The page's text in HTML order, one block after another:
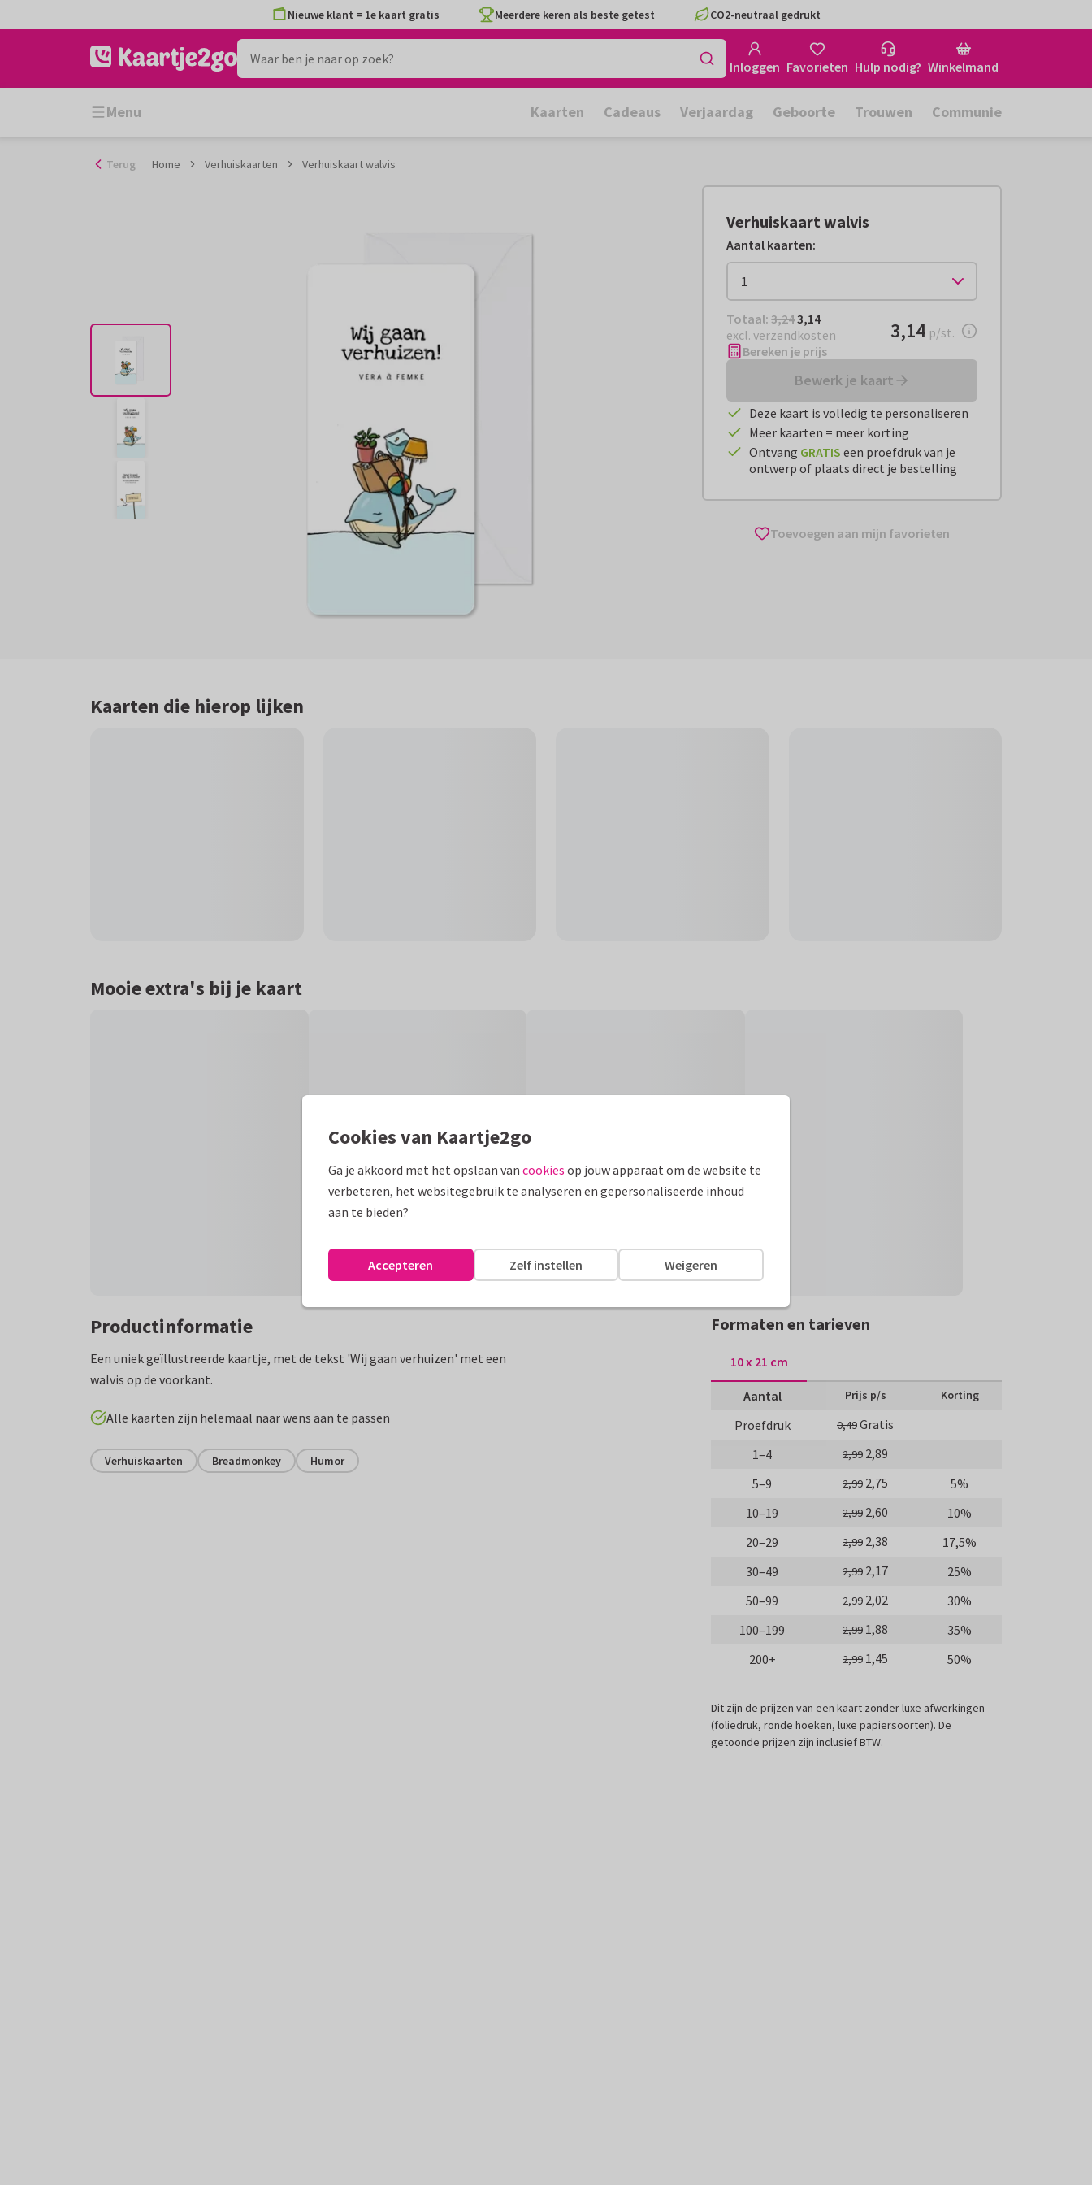
naar
Nieuwe klant = 1e kaart gratis Meerdere keren als beste getest CO2-neutraal gedrukt
Inloggen Favorieten Hulp nodig? Winkelmand
Menu Kaarten Cadeaus Verjaardag Geboorte Trouwen Communie
Terug Home Verhuiskaarten Verhuiskaart walvis
Verhuiskaart walvis
Aantal kaarten:
Totaal: € 3,14
Totaal: 3,243,14
excl. verzendkosten
€ 3,14per stuk
3,14 p/st.
Bereken je prijs
Bewerk je kaart
Deze kaart is volledig te personaliseren
Meer kaarten = meer korting
Ontvang GRATIS een proefdruk van je
ontwerp of plaats direct je bestelling
Toevoegen aan mijn favorieten
Kaarten die hierop lijken
Mooie extra's bij je kaart
Productinformatie
Een uniek geïllustreerde kaartje, met de tekst 'Wij gaan verhuizen' met een
walvis op de voorkant.
Alle kaarten zijn helemaal naar wens aan te passen
Verhuiskaarten Breadmonkey Humor
Formaten en tarieven
10 x 21 cm
Aantal Prijs p/s Korting
Proefdruk 0,49Gratis
1–4
2,99 2,89
5–9
2,99 2,75
5%
10–19
2,99 2,60
10%
20–29
2,99 2,38
17,5%
30–49
2,99 2,17
25%
50–99
2,99 2,02
30%
100–199
2,99 1,88
35%
200+
2,99 1,45 50%
Dit zijn de prijzen van een kaart zonder luxe afwerkingen
(foliedruk, ronde hoeken, luxe papiersoorten). De
getoonde prijzen zijn inclusief BTW.
Cookies van Kaartje2go
Ga je akkoord met het opslaan van cookies op jouw apparaat om de website te
verbeteren, het websitegebruik te analyseren en gepersonaliseerde inhoud
aan te bieden?
Weigeren
Zelf instellen
Accepteren